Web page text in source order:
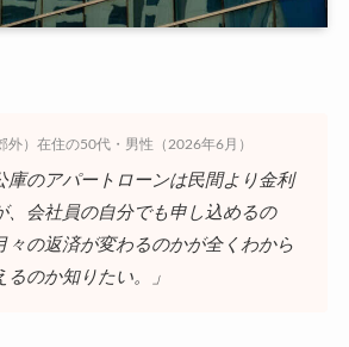
外）在住の50代・男性（2026年6月）
庫のアパートローンは民間より金利
、会社員の自分でも申し込めるの
々の返済が変わるのかが全くわから
のか知りたい。」